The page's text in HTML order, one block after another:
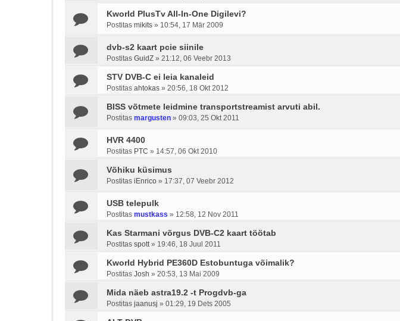
Kworld PlusTv All-In-One Digilevi?
Postitas mikits » 10:54, 17 Mär 2009
dvb-s2 kaart pcie siinile
Postitas GuidZ » 21:12, 06 Veebr 2013
STV DVB-C ei leia kanaleid
Postitas ahtokas » 20:56, 18 Okt 2012
BISS võtmete leidmine transportstreamist arvuti abil.
Postitas margusten » 09:03, 25 Okt 2011
HVR 4400
Postitas PTC » 14:57, 06 Okt 2010
Võhiku küsimus
Postitas iEnrico » 17:37, 07 Veebr 2012
USB telepulk
Postitas mustkass » 12:58, 12 Nov 2011
Kas Starmani võrgus DVB-C2 kaart töötab
Postitas spott» 19:46, 18 Juul 2011
Kworld Hybrid PE360D Estobuntuga võimalik?
Postitas Josh » 20:53, 13 Mai 2009
Mida näeb astra19.2 -t Progdvb-ga
Postitas jaanusj » 01:29, 19 Dets 2005